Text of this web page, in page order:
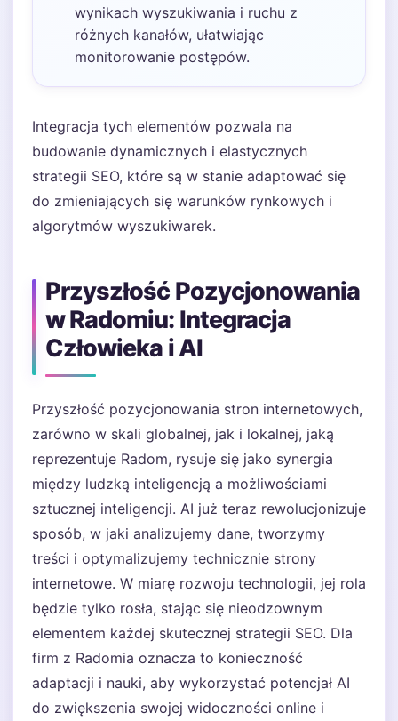
wynikach wyszukiwania i ruchu z
różnych kanałów, ułatwiając
monitorowanie postępów.
Integracja tych elementów pozwala na
budowanie dynamicznych i elastycznych
strategii SEO, które są w stanie adaptować się
do zmieniających się warunków rynkowych i
algorytmów wyszukiwarek.
Przyszłość Pozycjonowania
w Radomiu: Integracja
Człowieka i AI
Przyszłość pozycjonowania stron internetowych,
zarówno w skali globalnej, jak i lokalnej, jaką
reprezentuje Radom, rysuje się jako synergia
między ludzką inteligencją a możliwościami
sztucznej inteligencji. AI już teraz rewolucjonizuje
sposób, w jaki analizujemy dane, tworzymy
treści i optymalizujemy technicznie strony
internetowe. W miarę rozwoju technologii, jej rola
będzie tylko rosła, stając się nieodzownym
elementem każdej skutecznej strategii SEO. Dla
firm z Radomia oznacza to konieczność
adaptacji i nauki, aby wykorzystać potencjał AI
do zwiększenia swojej widoczności online i